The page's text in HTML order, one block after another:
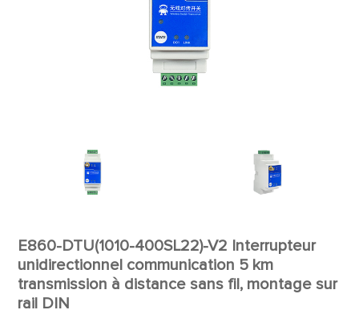
E860-DTU(1010-400SL22)-V2 Interrupteur
unidirectionnel communication 5 km
transmission à distance sans fil, montage sur
rail DIN